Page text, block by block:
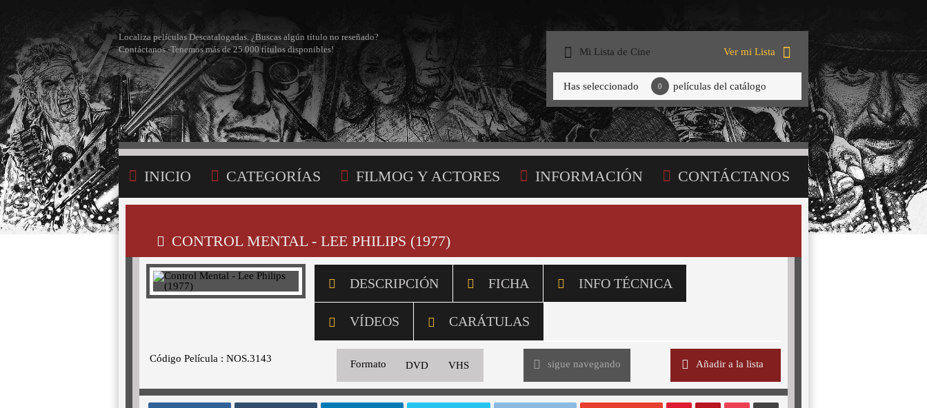
Localiza películas Descatalogadas. ¿Buscas algún título no reseñado?
Contáctanos -Tenemos más de 25.000 títulos disponibles!
Mi Lista de Cine Ver mi Lista
Has seleccionado 0 películas del catálogo
INICIO CATEGORÍAS FILMOG Y ACTORES INFORMACIÓN CONTÁCTANOS
CONTROL MENTAL - LEE PHILIPS (1977)
DESCRIPCIÓN FICHA INFO TÉCNICA
VÍDEOS CARÁTULAS
Código Película : NOS.3143
Formato DVD VHS sigue navegando Añadir a la lista